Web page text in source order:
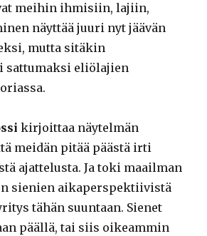
meihin ihmisiin, lajiin,
näyttää juuri nyt jäävän
mutta sitäkin
sattumaksi eliölajien
kirjoittaa näytelmän
meidän pitää päästä irti
ajattelusta. Ja toki maailman
sienien aikaperspektiivistä
tähän suuntaan. Sienet
päällä, tai siis oikeammin